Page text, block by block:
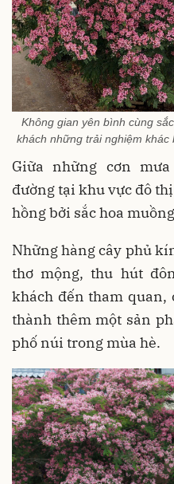
Không gian yên bình cùng
khách những trải nghiệm
Giữa những cơn
đường tại khu vực đô
hồng bởi sắc hoa
Những hàng cây phủ
thơ mộng, thu hút
khách đến tham quan,
thành thêm một sản
phố núi trong mùa hè.